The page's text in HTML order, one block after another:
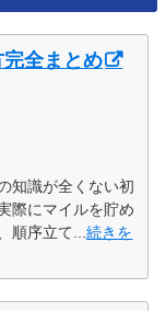
全まとめ
知識が全くない初
際にマイルを貯め
順序立て...続きを